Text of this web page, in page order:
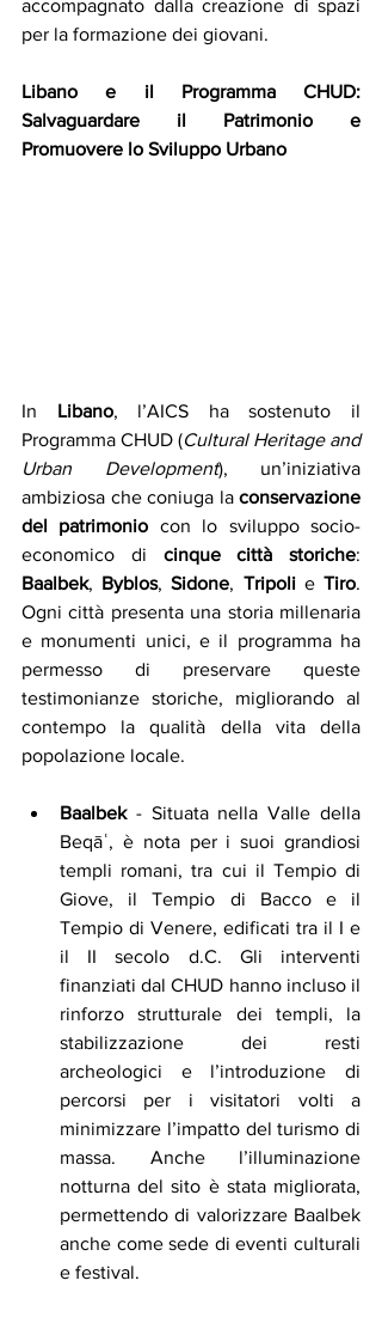
accompagnato dalla creazione di spazi
per la formazione dei giovani.
Libano e il Programma CHUD:
Salvaguardare il Patrimonio e
Promuovere lo Sviluppo Urbano
In Libano, l’AICS ha sostenuto il
Programma CHUD (Cultural Heritage and
Urban Development), un’iniziativa
ambiziosa che coniuga la conservazione
del patrimonio con lo sviluppo socio-
economico di cinque città storiche
Baalbek, Byblos, Sidone, Tripoli e Tiro.
Ogni città presenta una storia millenaria
e monumenti unici, e il programma ha
permesso di preservare queste
testimonianze storiche, migliorando al
contempo la qualità della vita della
popolazione locale.
Baalbek - Situata nella Valle della
Beqāʿ, è nota per i suoi grandiosi
templi romani, tra cui il Tempio di
Giove, il Tempio di Bacco e il
Tempio di Venere, edificati tra il I e
il II secolo d.C. Gli interventi
finanziati dal CHUD hanno incluso il
rinforzo strutturale dei templi, la
stabilizzazione dei resti
archeologici e l’introduzione di
percorsi per i visitatori volti a
minimizzare l’impatto del turismo di
massa. Anche l’illuminazione
notturna del sito è stata migliorata,
permettendo di valorizzare Baalbek
anche come sede di eventi culturali
e festival.